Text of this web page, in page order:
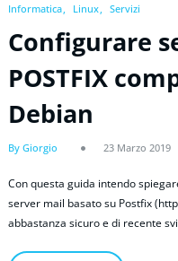
Informatica Linux Servizi
Configurare
POSTFIX
Debian
By Giorgio 23 Marzo 2019
Con questa guida intendo
server mail basato su Postfix
abbastanza sicuro e di recente